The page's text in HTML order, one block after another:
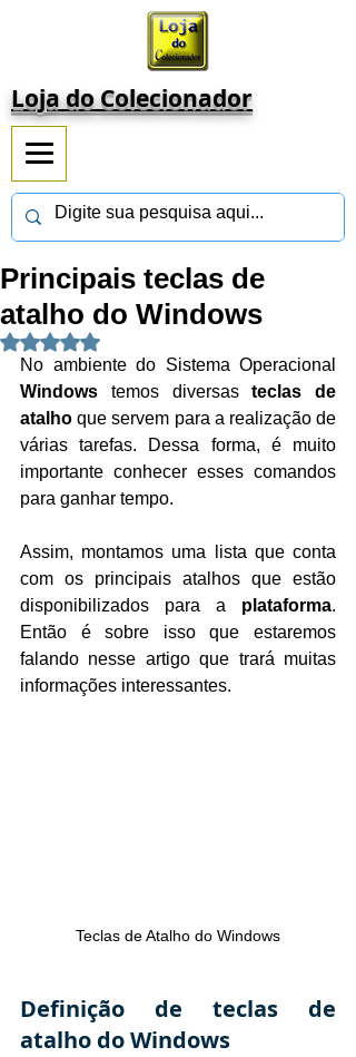
Loja do Colecionador
Principais teclas de
atalho do Windows
Avaliado com NaN de 5 estrelas.
Windows temos diversas teclas de
atalho que servem para a realização de
várias tarefas. Dessa forma, é muito
importante conhecer esses comandos
para ganhar tempo.
Assim, montamos uma lista que conta
com os principais atalhos que estão
disponibilizados para a plataforma.
Então é sobre isso que estaremos
falando nesse artigo que trará muitas
informações interessantes.
Teclas de Atalho do Windows
Definição de teclas de
atalho do Windows